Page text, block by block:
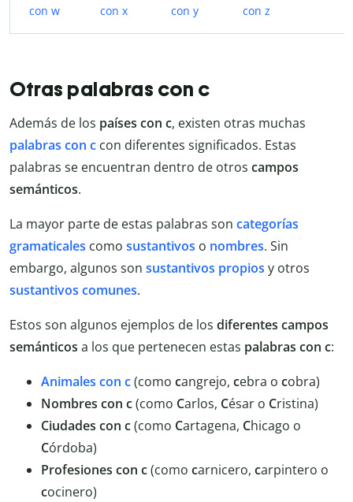
con w con x con y con z
Otras palabras con c
Además de los países con c, existen otras muchas
palabras con c con diferentes significados. Estas
palabras se encuentran dentro de otros campos
semánticos.
La mayor parte de estas palabras son categorías
gramaticales como sustantivos o nombres. Sin
embargo, algunos son sustantivos propios y otros
sustantivos comunes.
Estos son algunos ejemplos de los diferentes campos
semánticos a los que pertenecen estas palabras con c:
Animales con c(como cangrejo, cebra o cobra)
Nombres con c(como Carlos, César o Cristina)
Ciudades con c(como Cartagena, Chicago o
Córdoba)
Profesiones con c(como carnicero, carpintero o
cocinero)